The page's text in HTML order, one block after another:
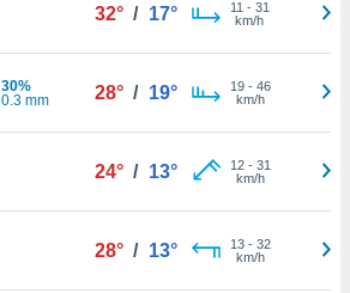
32° / 17° 11 - 31
km/h
30%
0.3 mm
28° / 19° 19- 46
km/h
24° / 13° 12- 31
km/h
28° / 13° 13- 32
km/h